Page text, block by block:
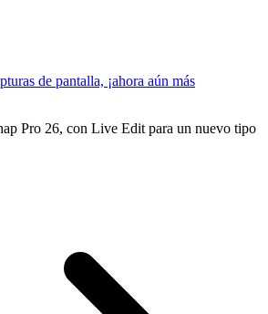
de pantalla, ¡ahora aún más
Pro 26, con Live Edit para un nuevo tipo